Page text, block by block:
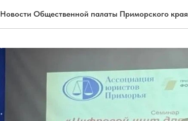
Новости Общественной палаты Приморского края